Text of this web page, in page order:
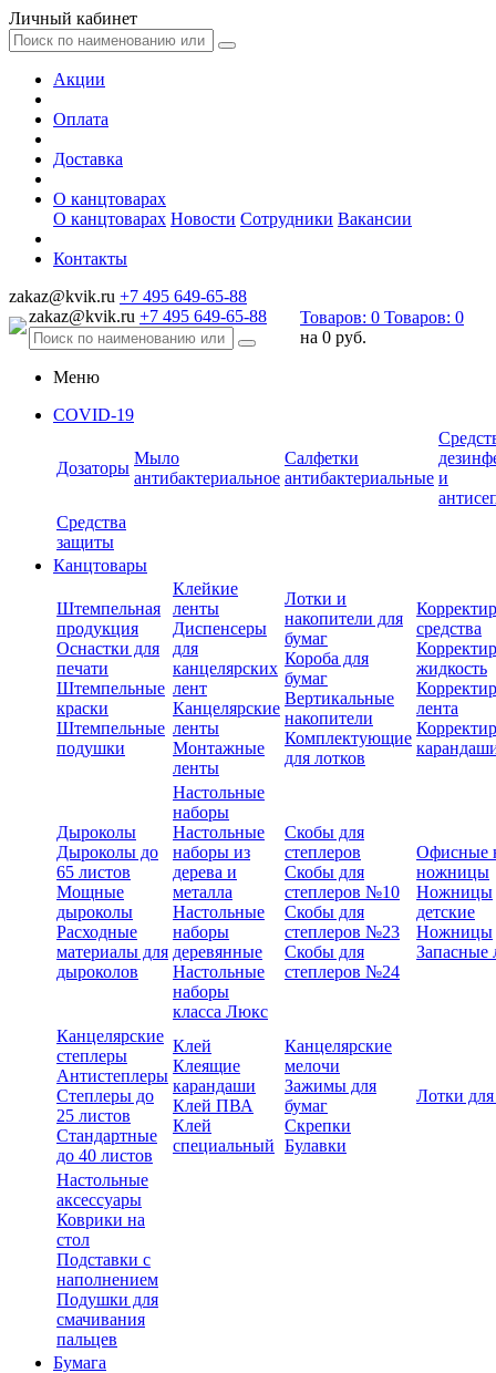
Личный кабинет
Акции
Оплата
Доставка
О канцтоварах
О канцтоварах Новости Сотрудники Вакансии
Контакты
zakaz@kvik.ru +7 495 649-65-88
zakaz@kvik.ru +7 495 649-65-88 Товаров: 0 Товаров: 0
на 0 руб.
Меню
COVID-19
Дозаторы
Мыло
антибактериальное
Салфетки
антибактериальные и
Средства
защиты
Канцтовары
Штемпельная
продукция
Оснастки для
печати
Штемпельные
краски
Штемпельные
подушки
Клейкие
ленты
Диспенсеры
для
канцелярских
лент
Канцелярские
ленты
Монтажные
ленты
Лотки и
накопители для
бумаг
Короба для
бумаг
Вертикальные
накопители
Комплектующие
для лотков
средства
жидкость
лента
Дыроколы
Дыроколы до
65 листов
Мощные
дыроколы
Расходные
материалы для
дыроколов
Настольные
наборы
Настольные
наборы из
дерева и
металла
Настольные
наборы
деревянные
Настольные
наборы
класса Люкс
Скобы для
степлеров
Скобы для
степлеров №10
Скобы для
степлеров №23
Скобы для
степлеров №24
Офисные
ножницы
Ножницы
детские
Ножницы
Запасные
Канцелярские
степлеры
Антистеплеры
Степлеры до
25 листов
Стандартные
до 40 листов
Клей
Клеящие
карандаши
Клей ПВА
Клей
специальный
Канцелярские
мелочи
Зажимы для
бумаг
Скрепки
Булавки
Лотки
Настольные
аксессуары
Коврики на
стол
Подставки с
наполнением
Подушки для
смачивания
пальцев
Бумага